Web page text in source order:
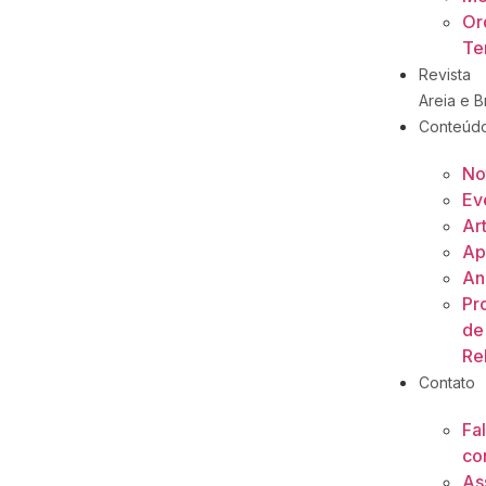
Revista
Areia e
de
Contato